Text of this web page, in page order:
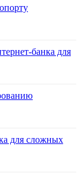
банка для
для сложных